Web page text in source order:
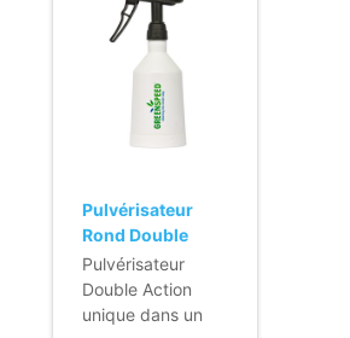
Pulvérisateur
Rond Double
Action - 500ml -
noir
Pulvérisateur
Double Action
unique dans un